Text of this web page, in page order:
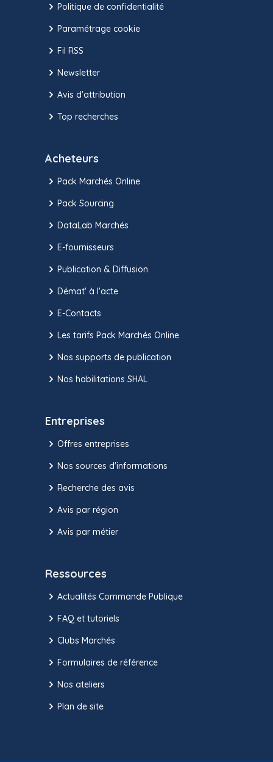
Politique de confidentialité
Paramétrage cookie
Fil RSS
Newsletter
Avis d'attribution
Top recherches
Acheteurs
Pack Marchés Online
Pack Sourcing
DataLab Marchés
E-fournisseurs
Publication & Diffusion
Démat' à l'acte
E-Contacts
Les tarifs Pack Marchés Online
Nos supports de publication
Nos habilitations SHAL
Entreprises
Offres entreprises
Nos sources d'informations
Recherche des avis
Avis par région
Avis par métier
Ressources
Actualités Commande Publique
FAQ et tutoriels
Clubs Marchés
Formulaires de référence
Nos ateliers
Plan de site